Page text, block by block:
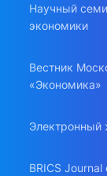
Научный
экономики
Вестник
«Экономика»
Электронный
BRICS